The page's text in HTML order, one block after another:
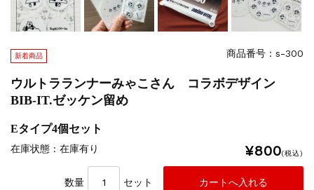
新着商品 商品番号：s-300
ウルトラランナーみゃこさん コラボデザイン
BIB-IT.ゼッケン留め
Eタイプ4個セット
在庫状態 : 在庫有り ¥800(税込)
数量 セット